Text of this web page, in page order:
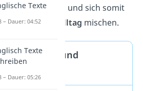
werden und sich somit
in unseren
Alltag mischen.
Initialwörter und
Texte
– Dauer: 04:52
Texte
– Dauer: 05:26